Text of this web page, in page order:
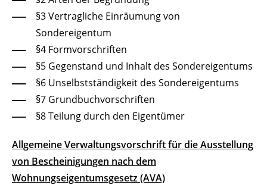
§3 Vertragliche Einräumung von
Sondereigentum
§4 Formvorschriften
§5 Gegenstand und Inhalt des Sondereigentums
§6 Unselbstständigkeit des Sondereigentums
§7 Grundbuchvorschriften
§8 Teilung durch den Eigentümer
Allgemeine Verwaltungsvorschrift für die Ausstellung
von Bescheinigungen nach dem
Wohnungseigentumsgesetz (AVA)